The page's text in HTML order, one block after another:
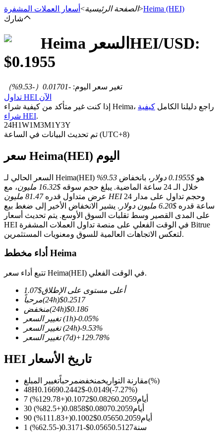
العقود الآجلة USDT
العقود الآجلة لـ COIN-M
العقود الآجلة للعملات المشفرة
TradFi
مشتقات الأسهم والعملات الأجنبية والمعادن الثمينة والسلع
الصفحة الرئيسية> أسعار العملات المشفرة >Heima (HEI)
شارك
Heima السعر HEI/USD:
$0.1955
تغير سعر اليوم:
-0.01701
（
-9.53
%）
تداول HEI الآن
إذا كنت غير متأكد من كيفية شراء Heima، راجع دليلنا الكامل كيفية
شراء HEI.
24H1W1M3M1Y3Y
تم تحديث البيانات في الساعة (UTC+8)
سعر Heima(HEI) اليوم
السعر الحالي لـ Heima(HEI) هو $0.1955 دولار ، بانخفاض 9.53%
خلال الـ 24 ساعة الماضية. يبلغ حجم سوقه
$16.32 مليون
، مع
عرض متداول قدره 81.47 مليون HEIوحجم تداول على مدار 24
ساعة قدره $6.20 مليون دولار
. يشير الانخفاض الأخير إلى ضغط بيع
على المدى القصير وسط تقلبات السوق الأوسع. يتم تحديث أسعار
HEI في الوقت الفعلي على منصة تداول العملات المشفرة Bitrue
لتعكس الاتجاهات العالمية للسوق ومعنويات المستثمرين.
أداء مخطط Heima
تتبع أداء سعر Heima(HEI) في الوقت الفعلي.
أعلى مستوى على الإطلاق$
1.07
مرحباً
(24h)$0.2517
منخفض
(24h)$0.186
تغيير السعر
(1h)-0.05%
تغيير السعر
(24h)-9.53%
تغيير السعر
(7d)+129.78%
HEI تاريخ الأسعار
مقارنة التواريخمنخفضمرحباًتغيير المبلغ
(%)
48H0.16690.2442$-0.0149(-7.27%)
7 أيام
0.08260.2059
$
0.1072
(
+
129.78
%)
30 أيام
0.08070.2059
$
0.0858
(
+
82.5
%)
90 أيام
0.05650.2059
$
0.1002
(
+
111.83
%)
1 سنة
0.05650.5127
$
-0.3171
(
-62.55
%)